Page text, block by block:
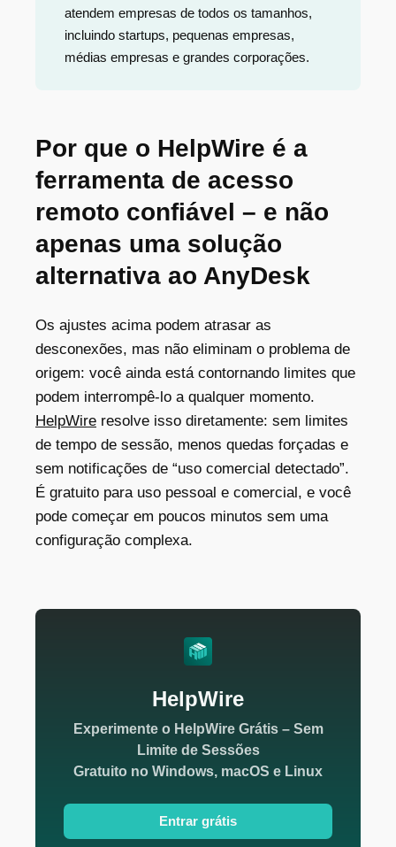
atendem empresas de todos os tamanhos,
incluindo startups, pequenas empresas,
médias empresas e grandes corporações.
Por que o HelpWire é a
ferramenta de acesso
remoto confiável – e não
apenas uma solução
alternativa ao AnyDesk
Os ajustes acima podem atrasar as
desconexões, mas não eliminam o problema de
origem: você ainda está contornando limites que
podem interrompê-lo a qualquer momento.
HelpWire resolve isso diretamente: sem limites
de tempo de sessão, menos quedas forçadas e
sem notificações de “uso comercial detectado”.
É gratuito para uso pessoal e comercial, e você
pode começar em poucos minutos sem uma
configuração complexa.
HelpWire
Experimente o HelpWire Grátis – Sem
Limite de Sessões
Gratuito no Windows, macOS e Linux
Entrar grátis